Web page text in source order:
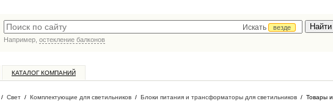
Искать
везде
Например, остекление балконов
КАТАЛОГ КОМПАНИЙ
/ Свет / Комплектующие для светильников / Блоки питания и трансформаторы для светильников / Товары и